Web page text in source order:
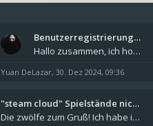
Benutzerregistrierung für das…
Hallo zusammen, ich hoffe Ihr hattet schöne Feiertage und kommt auch gut ins neue Jahr. Ich schreibe hier kurz zur Infor
Yuan DeLazar, 30. Dez 2024, 09:36
"steam cloud" Spielstände nic…
Die zwölfe zum Gruß! Ich habe in den letzten Tagen Steam auf meinem Desktop PC mit Windows 11 installiert und über Steam